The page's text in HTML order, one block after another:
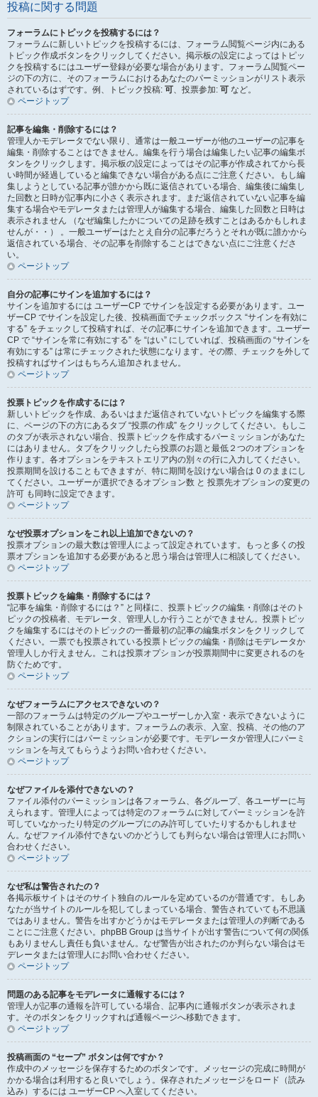
投稿に関する問題
フォーラムにトピックを投稿するには？
フォーラムに新しいトピックを投稿するには、フォーラム閲覧ページ内にある
トピック作成ボタンをクリックしてください。掲示板の設定によってはトピッ
クを投稿するにはユーザー登録が必要な場合があります。フォーラム閲覧ペー
ジの下の方に、そのフォーラムにおけるあなたのパーミッションがリスト表示
されているはずです。例、トピック投稿: 可、投票参加: 可 など。
ページトップ
記事を編集・削除するには？
管理人かモデレータでない限り、通常は一般ユーザーが他のユーザーの記事を
編集・削除することはできません。編集を行う場合は編集したい記事の編集ボ
タンをクリックします。掲示板の設定によってはその記事が作成されてから長
い時間が経過していると編集できない場合がある点にご注意ください。もし編
集しようとしている記事が誰かから既に返信されている場合、編集後に編集し
た回数と日時が記事内に小さく表示されます。まだ返信されていない記事を編
集する場合やモデレータまたは管理人が編集する場合、編集した回数と日時は
表示されません （なぜ編集したかについての足跡を残すことはあるかもしれま
せんが・・） 。一般ユーザーはたとえ自分の記事だろうとそれが既に誰かから
返信されている場合、その記事を削除することはできない点にご注意くださ
い。
ページトップ
自分の記事にサインを追加するには？
サインを追加するには ユーザーCP でサインを設定する必要があります。ユー
ザーCP でサインを設定した後、投稿画面でチェックボックス “サインを有効に
する” をチェックして投稿すれば、その記事にサインを追加できます。ユーザー
CP で “サインを常に有効にする” を “はい” にしていれば、投稿画面の “サインを
有効にする” は常にチェックされた状態になります。その際、チェックを外して
投稿すればサインはもちろん追加されません。
ページトップ
投票トピックを作成するには？
新しいトピックを作成、あるいはまだ返信されていないトピックを編集する際
に、ページの下の方にあるタブ “投票の作成” をクリックしてください。もしこ
のタブが表示されない場合、投票トピックを作成するパーミッションがあなた
にはありません。タブをクリックしたら投票のお題と最低２つのオプションを
作ります。各オプションをテキストエリア内の別々の行に入力してください。
投票期間を設けることもできますが、特に期間を設けない場合は 0 のままにし
てください。ユーザーが選択できるオプション数 と 投票先オプションの変更の
許可 も同時に設定できます。
ページトップ
なぜ投票オプションをこれ以上追加できないの？
投票オプションの最大数は管理人によって設定されています。もっと多くの投
票オプションを追加する必要があると思う場合は管理人に相談してください。
ページトップ
投票トピックを編集・削除するには？
“記事を編集・削除するには？” と同様に、投票トピックの編集・削除はそのト
ピックの投稿者、モデレータ、管理人しか行うことができません。投票トピッ
クを編集するにはそのトピックの一番最初の記事の編集ボタンをクリックして
ください。一票でも投票されている投票トピックの編集・削除はモデレータか
管理人しか行えません。これは投票オプションが投票期間中に変更されるのを
防ぐためです。
ページトップ
なぜフォーラムにアクセスできないの？
一部のフォーラムは特定のグループやユーザーしか入室・表示できないように
制限されていることがあります。フォーラムの表示、入室、投稿、その他のア
クションの実行にはパーミッションが必要です。モデレータか管理人にパーミ
ッションを与えてもらうようお問い合わせください。
ページトップ
なぜファイルを添付できないの？
ファイル添付のパーミッションは各フォーラム、各グループ、各ユーザーに与
えられます。管理人によっては特定のフォーラムに対してパーミッションを許
可していなかったり特定のグループにのみ許可していたりするかもしれませ
ん。なぜファイル添付できないのかどうしても判らない場合は管理人にお問い
合わせください。
ページトップ
なぜ私は警告されたの？
各掲示板サイトはそのサイト独自のルールを定めているのが普通です。もしあ
なたが当サイトのルールを犯してしまっている場合、警告されていても不思議
ではありません。警告を出すかどうかはモデレータまたは管理人の判断である
ことにご注意ください。phpBB Group は当サイトが出す警告について何の関係
もありませんし責任も負いません。なぜ警告が出されたのか判らない場合はモ
デレータまたは管理人にお問い合わせください。
ページトップ
問題のある記事をモデレータに通報するには？
管理人が記事の通報を許可している場合、記事内に通報ボタンが表示されま
す。そのボタンをクリックすれば通報ページへ移動できます。
ページトップ
投稿画面の “セーブ” ボタンは何ですか？
作成中のメッセージを保存するためのボタンです。メッセージの完成に時間が
かかる場合は利用すると良いでしょう。保存されたメッセージをロード（読み
込み）するには ユーザーCP へ入室してください。